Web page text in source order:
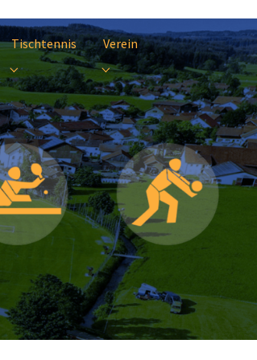
for "Ski"
Tischtennis
Submenu for "Tischtennis"
Verein
Submenu for "Verein"